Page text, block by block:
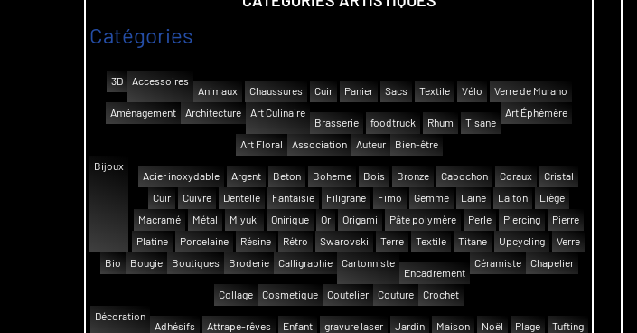
Catégories
3D
Accessoires
Animaux
Chaussures Cuir Panier Sacs Textile Vélo
Verre de Murano
Aménagement
Architecture
Art Culinaire
Brasserie
foodtruck Rhum Tisane
Art Éphémère
Art Floral Association Auteur
Bien-être
Bijoux
Acier inoxydable
Argent Beton Boheme Bois Bronze Cabochon Coraux
Cristal
Cuir
Cuivre Dentelle Fantaisie Filigrane Fimo Gemme Laine Laiton
Liège
Macramé
Métal Miyuki Onirique Or Origami Pâte polymère Perle Piercing
Pierre
Platine
Porcelaine Résine Rétro Swarovski Terre Textile Titane Upcycling
Verre
Bio
Bougie Boutiques Broderie Calligraphie
Cartonniste
Encadrement
Céramiste Chapelier
Collage Cosmetique Coutelier Couture
Crochet
Décoration
Adhésifs
Attrape-rêves Enfant gravure laser Jardin Maison Noël Plage
Tufting